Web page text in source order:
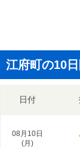
江府町の10
日付
08月10日
(月 )